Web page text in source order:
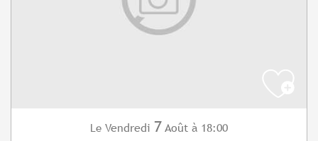
Le Vendredi 7 Août à 18:00